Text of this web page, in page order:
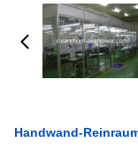
Handwand-